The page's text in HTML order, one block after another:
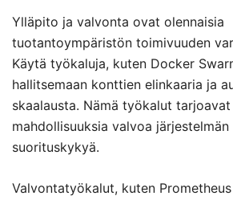
Ylläpito ja valvonta ovat olennaisia
tuotantoympäristön toimivuuden
Käytä työkaluja, kuten Docker
hallitsemaan konttien elinkaaria ja
skaalausta. Nämä työkalut
mahdollisuuksia valvoa järjestelmän
suorituskykyä.
Valvontatyökalut, kuten